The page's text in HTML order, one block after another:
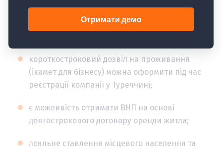
можна відкрити рахунок у турецьких банках
навіть без ВНП (наприклад, DenizBank), однак
короткостроковий дозвіл на проживання
(ікамет для бізнесу) можна оформити під час
реєстрації компанії у Туреччині;
є можливість отримати ВНП на основі
довгострокового договору оренди житла;
лояльне ставлення місцевого населення та